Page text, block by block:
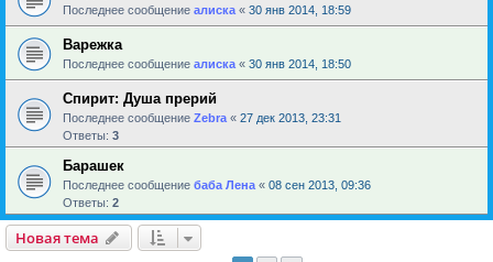
Последнее сообщение алиска « 30 янв 2014, 18:59
Варежка
Последнее сообщение алиска « 30 янв 2014, 18:50
Спирит: Душа прерий
Последнее сообщение Zebra « 27 дек 2013, 23:31
Ответы: 3
Барашек
Последнее сообщение баба Лена « 08 сен 2013, 09:36
Ответы: 2
Новая тема